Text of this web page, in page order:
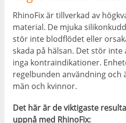
RhinoFix är tillverkad av
material. De mjuka
stör inte blodflödet eller
skada på hälsan. Det stör
inga kontraindikationer.
regelbunden användning och
män och kvinnor.
Det här är de viktigaste
uppnå med RhinoFix: